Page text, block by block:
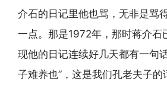
介石的日记里他也骂，无非是骂
一点。那是1972年，那时蒋介石
现他的日记连续好几天都有一句
子难养也”，这是我们孔老夫子